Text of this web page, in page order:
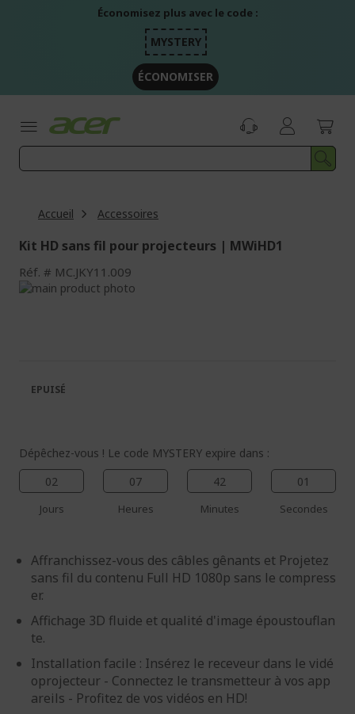
Économisez plus avec le code :
MYSTERY
ÉCONOMISER
Accueil Accessoires
Kit HD sans fil pour projecteurs | MWiHD1
Réf. MC.JKY11.009
Passer
galerie
d’images
Galerie
d’images
Dépêchez-vous ! Le code MYSTERY expire dans :
02
Jours
07
Heures
42
Minutes
01
Secondes
Affranchissez-vous des câbles gênants et Projetez
sans fil du contenu Full HD 1080p sans le compress
er.
Affichage 3D fluide et qualité d'image époustouflan
te.
Installation facile : Insérez le receveur dans le vidé
oprojecteur - Connectez le transmetteur à vos app
areils - Profitez de vos vidéos en HD!
EPUISÉ